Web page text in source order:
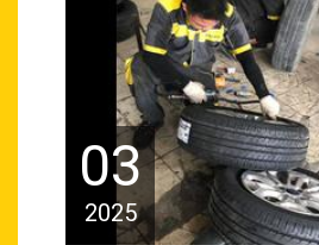
03
2025